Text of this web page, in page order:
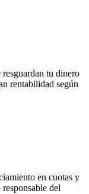
tu dinero
rentabilidad según
en cuotas y
del